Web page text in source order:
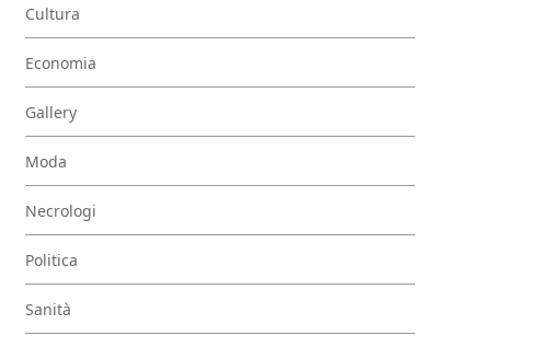
Cultura
Economia
Gallery
Moda
Necrologi
Politica
Sanità